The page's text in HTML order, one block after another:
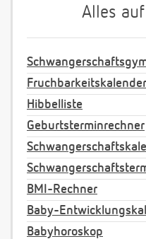
Alles
Fruchbarkeitskalender
Hibbelliste
Geburtsterminrechner
BMI-Rechner
Baby-
Babyhoroskop